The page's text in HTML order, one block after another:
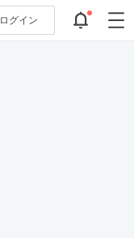
ログイン